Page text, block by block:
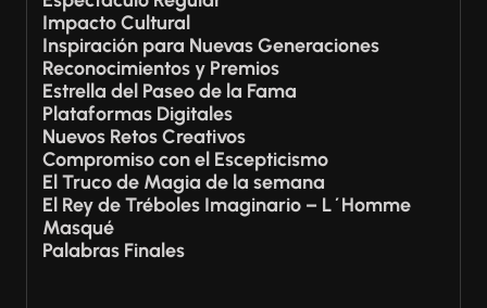
Impacto Cultural
Inspiración para Nuevas Generaciones
Reconocimientos y Premios
Estrella del Paseo de la Fama
Plataformas Digitales
Nuevos Retos Creativos
Compromiso con el Escepticismo
El Truco de Magia de la semana
El Rey de Tréboles Imaginario – L´Homme
Masqué
Palabras Finales